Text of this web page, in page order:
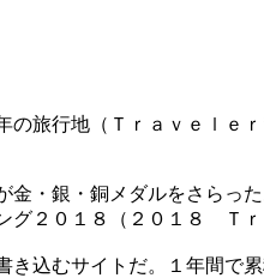
の旅行地（Ｔｒａｖｅｌ
・銀・銅メダルをさらっ
グ２０１８（２０１８ Ｔ
込むサイトだ。１年間